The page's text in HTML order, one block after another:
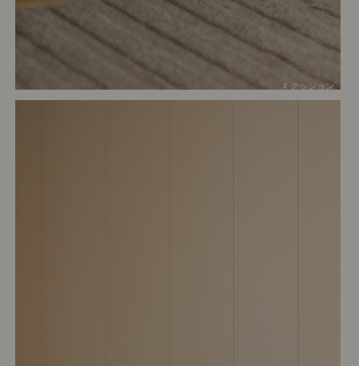
# クッション